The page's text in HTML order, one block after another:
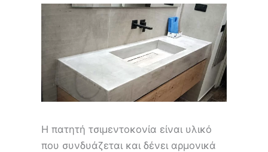
Η πατητή τσιμεντοκονία είναι υλικό
που συνδυάζεται και δένει αρμονικά